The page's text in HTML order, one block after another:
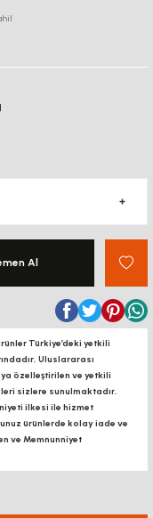
Al
Türkiye’deki yetkili
Uluslararası
özelleştirilen ve yetkili
sizlere sunulmaktadır.
ilkesi ile hizmet
ürünlerde kolay iade ve
ve Memnunniyet